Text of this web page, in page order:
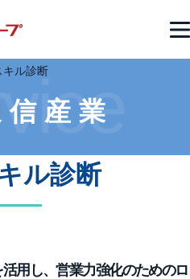
キル診断
産業
ル診断
用し、営業力強化のためのロ